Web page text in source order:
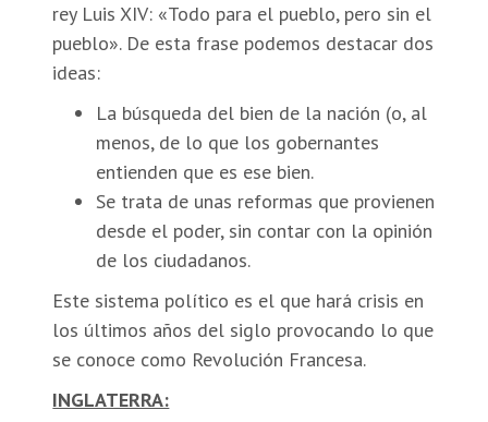
rey Luis XIV: «Todo para el pueblo, pero sin el
pueblo». De esta frase podemos destacar dos
ideas:
La búsqueda del bien de la nación (o, al
menos, de lo que los gobernantes
entienden que es ese bien.
Se trata de unas reformas que provienen
desde el poder, sin contar con la opinión
de los ciudadanos.
Este sistema político es el que hará crisis en
los últimos años del siglo provocando lo que
se conoce como Revolución Francesa.
INGLATERRA: